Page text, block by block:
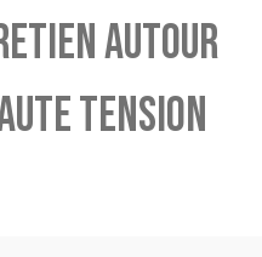
AUTOUR
TENSION